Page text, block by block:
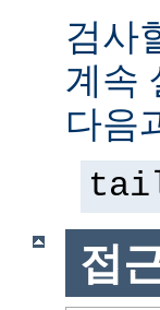
검사
계속
다음
접